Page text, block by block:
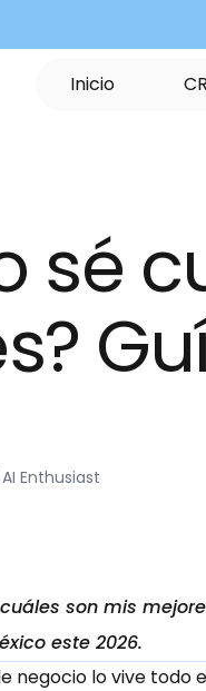
Inicio CR
sé
Enthusiast
son mis
este 2026.
negocio lo vive todo